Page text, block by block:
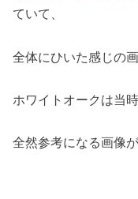
ていて、
全体にひいた感じの
ホワイトオークは当
全然参考になる画像